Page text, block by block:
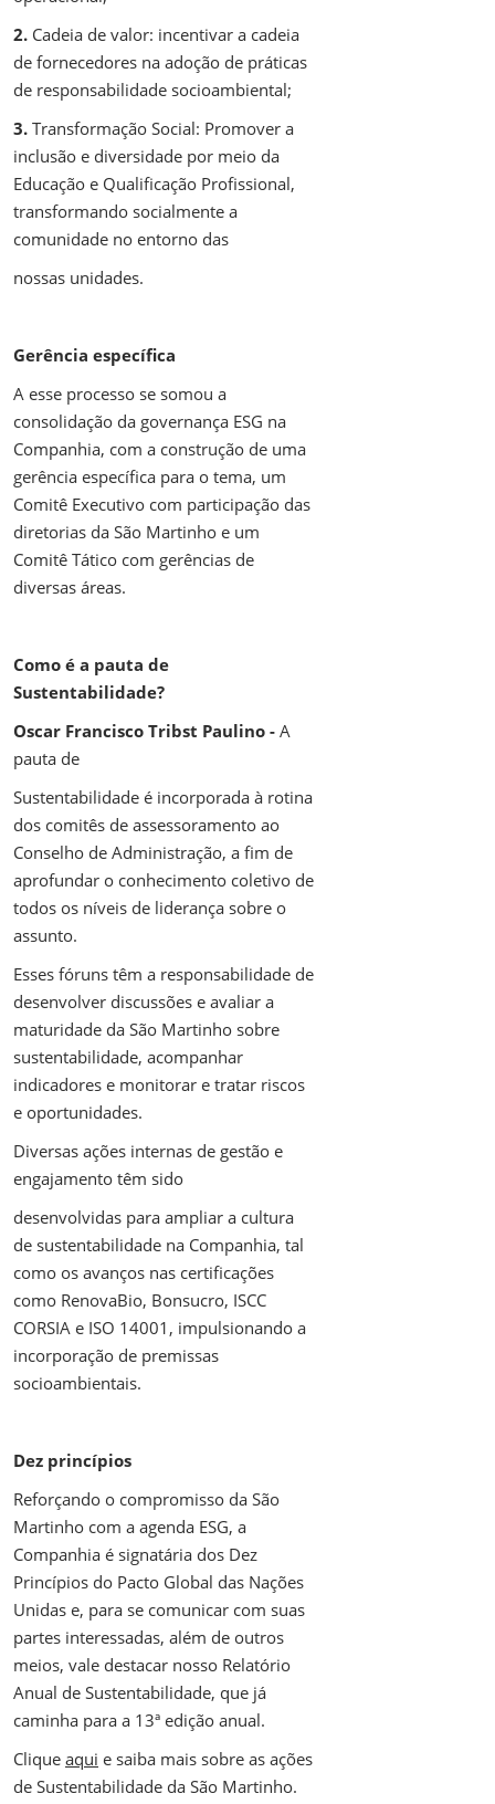
2. Cadeia de valor: incentivar a cadeia
de fornecedores na adoção de práticas
de responsabilidade socioambiental;
3. Transformação Social: Promover a
inclusão e diversidade por meio da
Educação e Qualificação Profissional,
transformando socialmente a
comunidade no entorno das
nossas unidades.
Gerência específica
A esse processo se somou a
consolidação da governança ESG na
Companhia, com a construção de uma
gerência específica para o tema, um
Comitê Executivo com participação das
diretorias da São Martinho e um
Comitê Tático com gerências de
diversas áreas.
Como é a pauta de
Sustentabilidade?
Oscar Francisco Tribst Paulino - A
pauta de
Sustentabilidade é incorporada à rotina
dos comitês de assessoramento ao
Conselho de Administração, a fim de
aprofundar o conhecimento coletivo de
todos os níveis de liderança sobre o
assunto.
Esses fóruns têm a responsabilidade de
desenvolver discussões e avaliar a
maturidade da São Martinho sobre
sustentabilidade, acompanhar
indicadores e monitorar e tratar riscos
e oportunidades.
Diversas ações internas de gestão e
engajamento têm sido
desenvolvidas para ampliar a cultura
de sustentabilidade na Companhia, tal
como os avanços nas certificações
como RenovaBio, Bonsucro, ISCC
CORSIA e ISO 14001, impulsionando a
incorporação de premissas
socioambientais.
Dez princípios
Reforçando o compromisso da São
Martinho com a agenda ESG, a
Companhia é signatária dos Dez
Princípios do Pacto Global das Nações
Unidas e, para se comunicar com suas
partes interessadas, além de outros
meios, vale destacar nosso Relatório
Anual de Sustentabilidade, que já
caminha para a 13ª edição anual.
Clique aqui e saiba mais sobre as ações
de Sustentabilidade da São Martinho.